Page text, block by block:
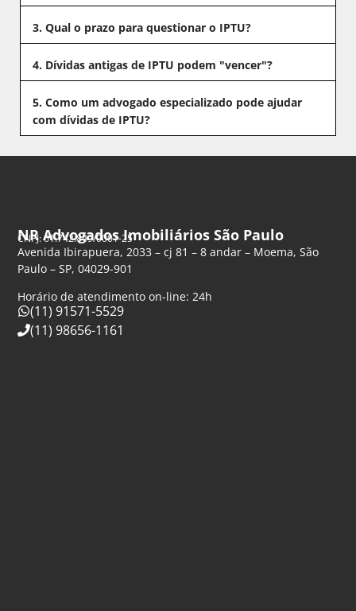
3. Qual o prazo para questionar o IPTU?
4. Dívidas antigas de IPTU podem "vencer"?
5. Como um advogado especializado pode ajudar
com dívidas de IPTU?
NR Advogados Imobiliários São Paulo
CNPJ: 61.742.849/0001-25
Avenida Ibirapuera, 2033 – cj 81 – 8 andar – Moema, São
Paulo – SP, 04029-901
Horário de atendimento on-line: 24h
(11) 91571-5529
(11) 98656-1161